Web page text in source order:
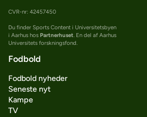
CVR-nr: 42457450
Du finder Sports Content i Universitetsbyen
i Aarhus hos Partnerhuset. En del af Aarhus
Universitets forskningsfond.
Fodbold
Fodbold nyheder
Seneste nyt
Kampe
TV